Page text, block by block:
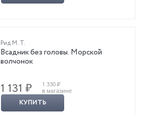
Рид М. Т.
Всадник без головы. Морской
волчонок
1 131 ₽
1 330 ₽
в магазине
КУПИТЬ